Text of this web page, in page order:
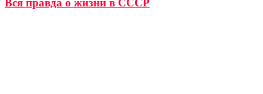
Вся правда о жизни в СССР